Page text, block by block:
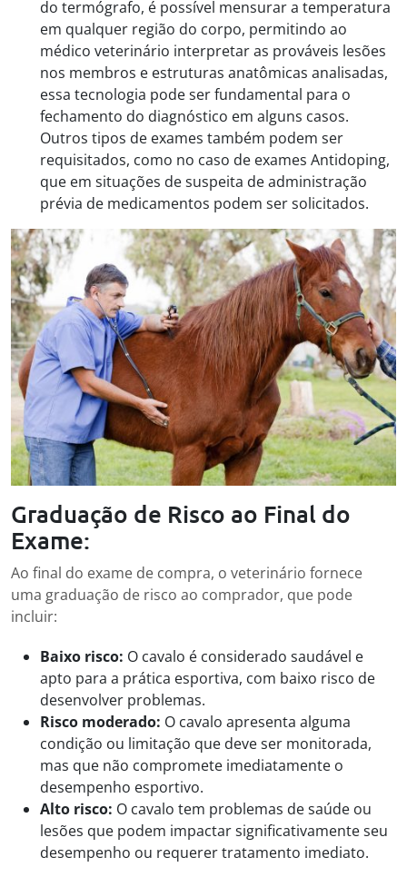
do termógrafo, é possível mensurar a temperatura
em qualquer região do corpo, permitindo ao
médico veterinário interpretar as prováveis lesões
nos membros e estruturas anatômicas analisadas,
essa tecnologia pode ser fundamental para o
fechamento do diagnóstico em alguns casos.
Outros tipos de exames também podem ser
requisitados, como no caso de exames Antidoping,
que em situações de suspeita de administração
prévia de medicamentos podem ser solicitados.
Graduação de Risco ao Final do
Exame:
Ao final do exame de compra, o veterinário fornece
uma graduação de risco ao comprador, que pode
incluir:
Baixo risco: O cavalo é considerado saudável e
apto para a prática esportiva, com baixo risco de
desenvolver problemas.
Risco moderado: O cavalo apresenta alguma
condição ou limitação que deve ser monitorada,
mas que não compromete imediatamente o
desempenho esportivo.
Alto risco: O cavalo tem problemas de saúde ou
lesões que podem impactar significativamente seu
desempenho ou requerer tratamento imediato.